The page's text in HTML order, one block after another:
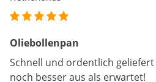
Oliebollenpan
Schnell und ordentlich
noch besser aus als erwartet!